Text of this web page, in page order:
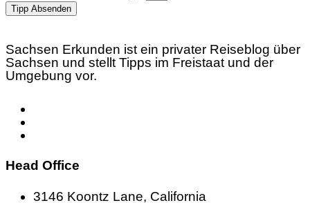
Tipp Absenden
Sachsen Erkunden ist ein privater Reiseblog über
Sachsen und stellt Tipps im Freistaat und der
Umgebung vor.
Head Office
3146 Koontz Lane, California